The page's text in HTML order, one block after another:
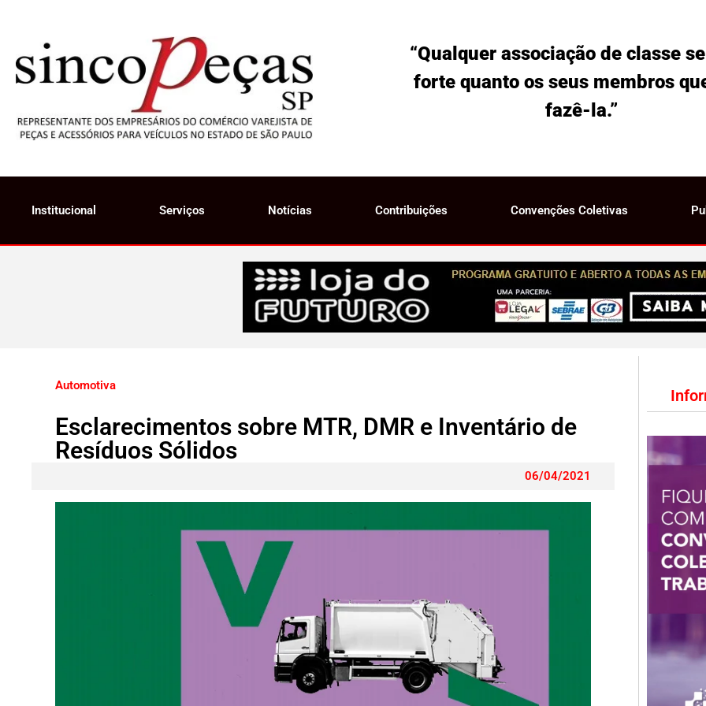
“Qualquer associação de classe
forte quanto os seus membros
fazê-la.”
Institucional Serviços Notícias Contribuições Convenções Coletivas
Automotiva
Esclarecimentos sobre MTR, DMR e Inventário de
Resíduos Sólidos
06/04/2021